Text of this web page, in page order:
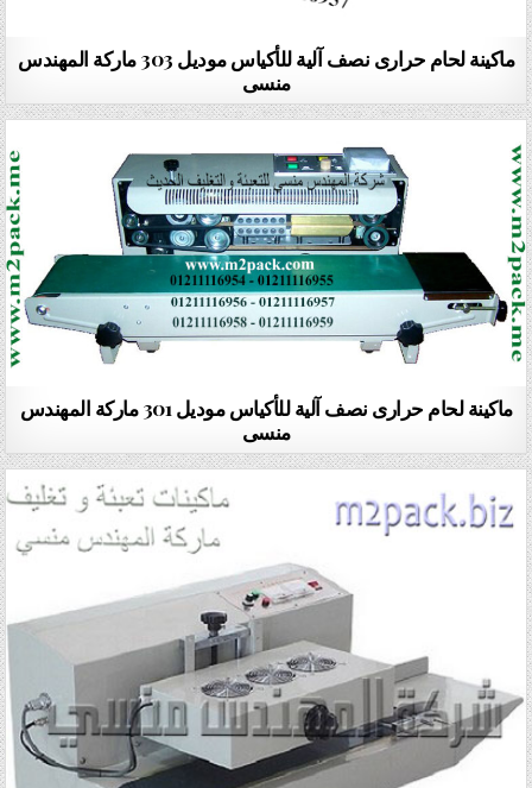
ماكينة لحام حرارى نصف آلية للأكياس موديل 303 ماركة المهندس
منسى
ماكينة لحام حرارى نصف آلية للأكياس موديل 301 ماركة المهندس
منسى